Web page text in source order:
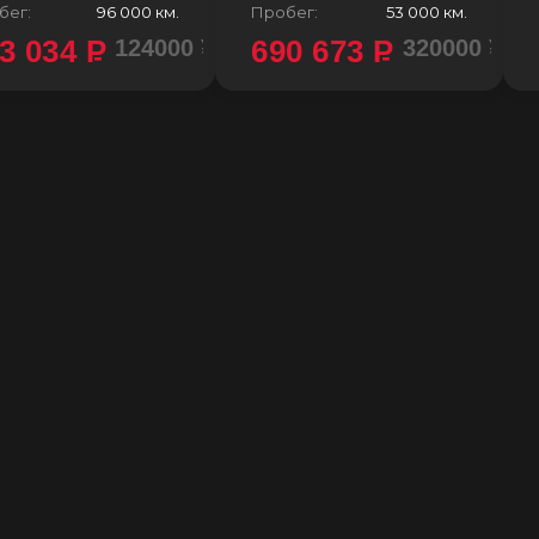
96 000 км.
034 P 124000 ¥
Пробег:
53 000 км.
690 673 P 320000 ¥